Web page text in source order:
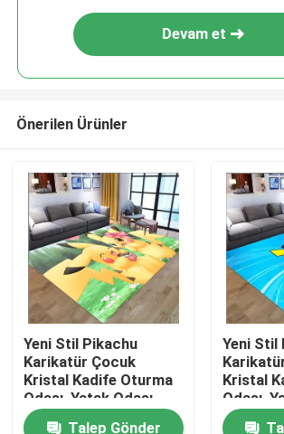
Devam et
Önerilen Ürünler
Yeni Stil Pikachu
Karikatür Çocuk
Kristal Kadife Oturma
Odası, Yatak Odası
Oturma Odası Zemin
Talep Gönder
Yeni Stil
Kristal
Odası,
Oturma